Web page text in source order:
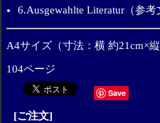
6.Ausgewahlte Literatur（参考
A4サイズ（寸法：横 約21cm×
104ページ
Save
[ご注文]